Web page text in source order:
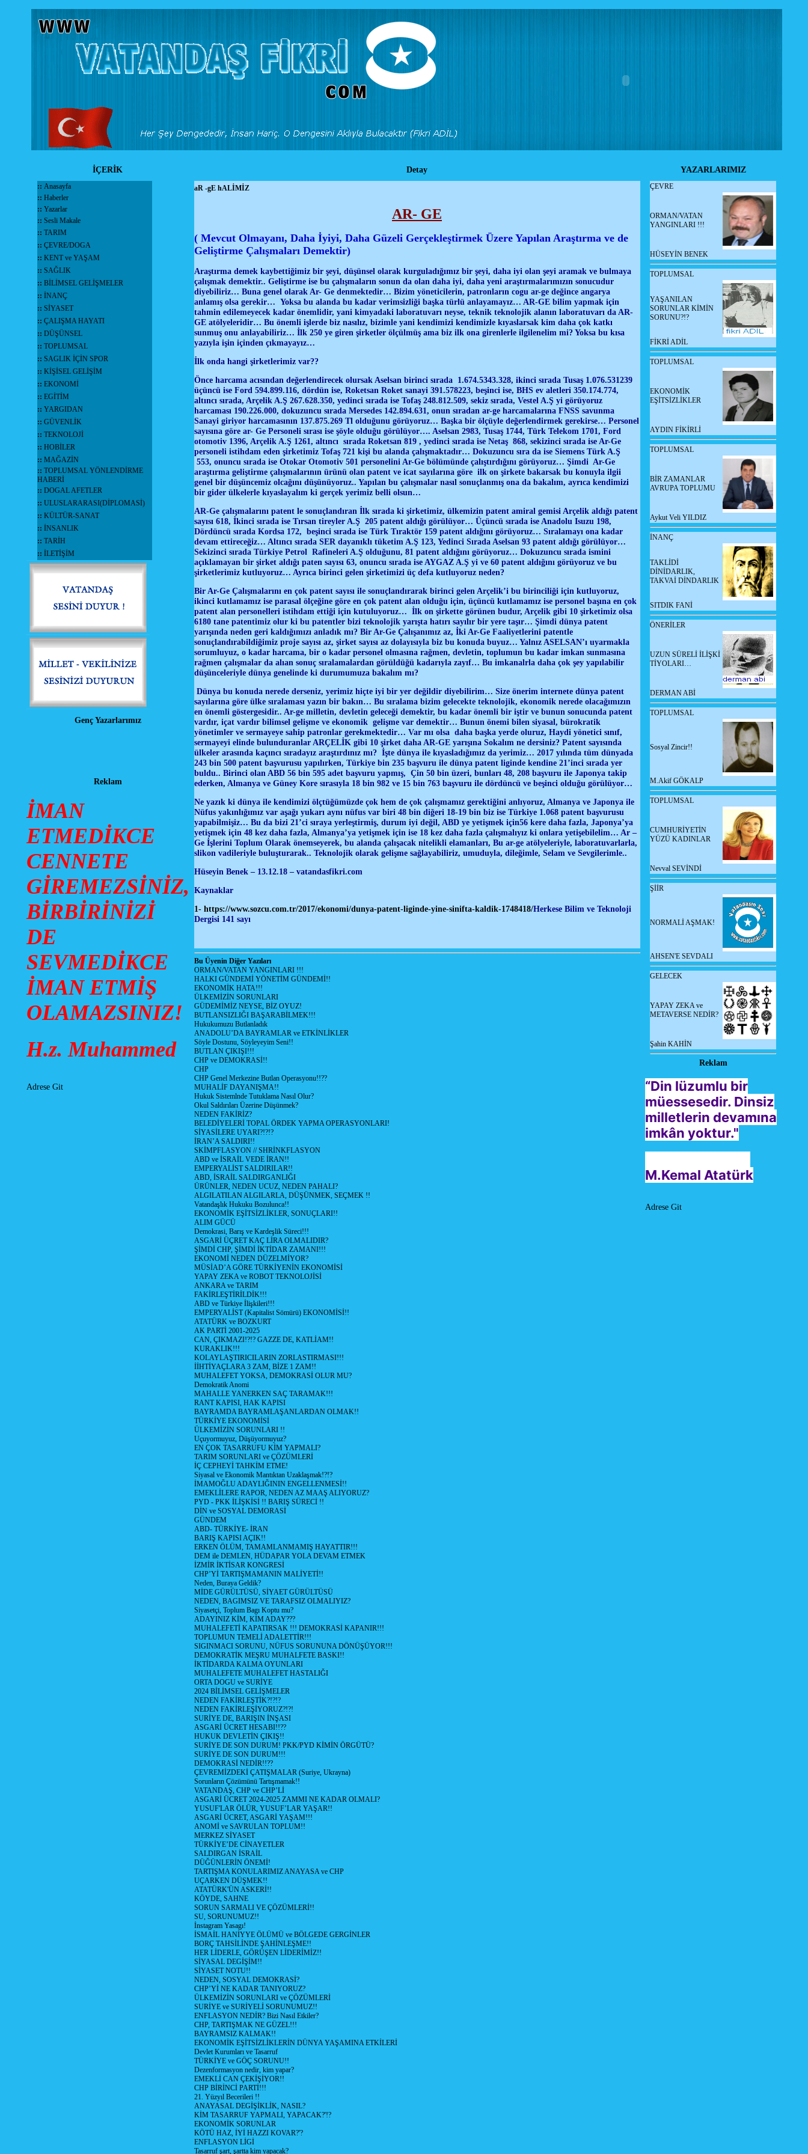
İÇERİK Detay YAZARLARIMIZ
:: Anasayfa
:: Haberler
:: Yazarlar
:: Sesli Makale
:: TARIM
:: ÇEVRE/DOGA
:: KENT ve YAŞAM
:: SAĞLIK
:: BİLİMSEL GELİŞMELER
:: İNANÇ
:: SİYASET
:: ÇALIŞMA HAYATI
:: DÜŞÜNSEL
:: TOPLUMSAL
:: SAGLIK İÇİN SPOR
:: KİŞİSEL GELİŞİM
:: EKONOMİ
:: EGİTİM
:: YARGIDAN
:: GÜVENLİK
:: TEKNOLOJİ
:: HOBİLER
:: MAĞAZİN
:: TOPLUMSAL YÖNLENDİRME
HABERİ
:: DOGAL AFETLER
:: ULUSLARARASI(DİPLOMASİ)
:: KÜLTÜR-SANAT
:: İNSANLIK
:: TARİH
:: İLETİŞİM
Genç Yazarlarımız
Reklam
İMAN
ETMEDİKCE
CENNETE
GİREMEZSİNİZ,
BİRBİRİNİZİ
DE
SEVMEDİKCE
İMAN ETMİŞ
OLAMAZSINIZ!
H.z. Muhammed
Adrese Git
aR -gE hALİMİZ
AR- GE
( Mevcut Olmayanı, Daha İyiyi, Daha Güzeli Gerçekleştirmek Üzere Yapılan Araştırma ve de
Geliştirme Çalışmaları Demektir)
Araştırma demek kaybettiğimiz bir şeyi, düşünsel olarak kurguladığımız bir şeyi, daha iyi olan şeyi aramak ve bulmaya
çalışmak demektir.. Geliştirme ise bu çalışmaların sonun da olan daha iyi, daha yeni araştırmalarımızın sonucudur
diyebiliriz… Buna genel olarak Ar- Ge denmektedir… Bizim yöneticilerin, patronların cogu ar-ge değince angarya
anlamış olsa gerekir… Yoksa bu alanda bu kadar verimsizliği başka türlü anlayamayız… AR-GE bilim yapmak için
tahmin edilemeyecek kadar önemlidir, yani kimyadaki laboratuvarı neyse, teknik teknolojik alanın laboratuvarı da AR-
GE atölyeleridir… Bu önemli işlerde biz nasılız, bizimle yani kendimizi kendimizle kıyaslarsak kim daha çok katkı
sunmuş onu anlayabiliriz… İlk 250 ye giren şirketler ölçülmüş ama biz ilk ona girenlerle ilgilenelim mi? Yoksa bu kısa
yazıyla işin içinden çıkmayayız…
İlk onda hangi şirketlerimiz var??
Önce harcama acısından değerlendirecek olursak Aselsan birinci sırada 1.674.5343.328, ikinci sırada Tusaş 1.076.531239
üçüncü ise Ford 594.899.116, dördün ise, Roketsan Roket sanayi 391.578223, beşinci ise, BHS ev aletleri 350.174.774,
altıncı sırada, Arçelik A.Ş 267.628.350, yedinci sırada ise Tofaş 248.812.509, sekiz sırada, Vestel A.Ş yi görüyoruz
harcaması 190.226.000, dokuzuncu sırada Mersedes 142.894.631, onun sıradan ar-ge harcamalarına FNSS savunma
Sanayi giriyor harcamasının 137.875.269 Tl olduğunu görüyoruz… Başka bir ölçüyle değerlendirmek gerekirse… Personel
sayısına göre ar- Ge Personeli sırası ise şöyle olduğu görülüyor…. Aselsan 2983, Tusaş 1744, Türk Telekom 1701, Ford
otomotiv 1396, Arçelik A.Ş 1261, altıncı sırada Roketsan 819 , yedinci sırada ise Netaş 868, sekizinci sırada ise Ar-Ge
personeli istihdam eden şirketimiz Tofaş 721 kişi bu alanda çalışmaktadır… Dokuzuncu sıra da ise Siemens Türk A.Ş
553, onuncu sırada ise Otokar Otomotiv 501 personelini Ar-Ge bölümünde çalıştırdığını görüyoruz… Şimdi Ar-Ge
araştırma geliştirme çalışmalarının ürünü olan patent ve icat sayılarına göre ilk on şirkete bakarsak bu konuyla ilgii
genel bir düşüncemiz olcağını düşünüyoruz.. Yapılan bu çalışmalar nasıl sonuçlanmış ona da bakalım, ayrıca kendimizi
bir gider ülkelerle kıyaslayalım ki gerçek yerimiz belli olsun…
AR-Ge çalışmalarını patent le sonuçlandıran İlk sırada ki şirketimiz, ülkemizin patent amiral gemisi Arçelik aldığı patent
sayısı 618, İkinci sırada ise Tırsan tireyler A.Ş 205 patent aldığı görülüyor… Üçüncü sırada ise Anadolu Isuzu 198,
Dördüncü sırada Kordsa 172, beşinci sırada ise Türk Tıraktör 159 patent aldığını görüyoruz… Sıralamayı ona kadar
devam ettireceğiz… Altıncı sırada SER dayanıklı tüketim A.Ş 123, Yedinci Sırada Aselsan 93 patent aldığı görülüyor…
Sekizinci sırada Türkiye Petrol Rafineleri A.Ş olduğunu, 81 patent aldığını görüyoruz… Dokuzuncu sırada ismini
açıklamayan bir şirket aldığı paten sayısı 63, onuncu sırada ise AYGAZ A.Ş yi ve 60 patent aldığını görüyoruz ve bu
şirketlerimiz kutluyoruz… Ayrıca birinci gelen şirketimizi üç defa kutluyoruz neden?
Bir Ar-Ge Çalışmalarını en çok patent sayısı ile sonuçlandırarak birinci gelen Arçelik’i bu birinciliği için kutluyoruz,
ikinci kutlamamız ise parasal ölçeğine göre en çok patent alan olduğu için, üçüncü kutlamamız ise personel başına en çok
patent alan personelleri istihdam ettiği için kutuluyoruz… İlk on şirkette görünen budur, Arçelik gibi 10 şirketimiz olsa
6180 tane patentimiz olur ki bu patentler bizi teknolojik yarışta hatırı sayılır bir yere taşır… Şimdi dünya patent
yarışında neden geri kaldığımızı anladık mı? Bir Ar-Ge Çalışanımız az, İki Ar-Ge Faaliyetlerini patentle
sonuçlandırabildiğimiz proje sayısı az, şirket sayısı az dolayısıyla biz bu konuda buyuz… Yalnız ASELSAN’ı uyarmakla
sorumluyuz, o kadar harcama, bir o kadar personel olmasına rağmen, devletin, toplumun bu kadar imkan sunmasına
rağmen çalışmalar da alıan sonuç sıralamalardan görüldüğü kadarıyla zayıf… Bu imkanalrla daha çok şey yapılabilir
düşünceleriyle dünya genelinde ki durumumuza bakalım mı?
Dünya bu konuda nerede derseniz, yerimiz hiçte iyi bir yer değildir diyebilirim… Size önerim internete dünya patent
sayılarına göre ülke sıralaması yazın bir bakın… Bu sıralama bizim gelecekte teknolojik, ekonomik nerede olacağımızın
en önemli göstergesidir.. Ar-ge milletin, devletin geleceği demektir, bu kadar önemli bir iştir ve bunun sonucunda patent
vardır, içat vardır bilimsel gelişme ve ekonomik gelişme var demektir… Bunun önemi bilen siyasal, bürokratik
yönetimler ve sermayeye sahip patronlar gerekmektedir… Var mı olsa daha başka yerde oluruz, Haydi yönetici sınıf,
sermayeyi elinde bulunduranlar ARÇELİK gibi 10 şirket daha AR-GE yarışına Sokalım ne dersiniz? Patent sayısında
ülkeler arasında kaçıncı sıradayız araştırdınız mı? İşte dünya ile kıyasladığımız da yerimiz… 2017 yılında tüm dünyada
243 bin 500 patent başvurusu yapılırken, Türkiye bin 235 başvuru ile dünya patent liginde kendine 21’inci sırada yer
buldu.. Birinci olan ABD 56 bin 595 adet başvuru yapmış, Çin 50 bin üzeri, bunları 48, 208 başvuru ile Japonya takip
ederken, Almanya ve Güney Kore sırasıyla 18 bin 982 ve 15 bin 763 başvuru ile dördüncü ve beşinci olduğu görülüyor…
Ne yazık ki dünya ile kendimizi ölçtüğümüzde çok hem de çok çalışmamız gerektiğini anlıyoruz, Almanya ve Japonya ile
Nüfus yakınlığımız var aşağı yukarı aynı nüfus var biri 48 bin diğeri 18-19 bin biz ise Türkiye 1.068 patent başvurusu
yapabilmişiz… Bu da bizi 21’ci sıraya yerleştirmiş, durum iyi değil, ABD ye yetişmek için56 kere daha fazla, Japonya’ya
yetişmek için 48 kez daha fazla, Almanya’ya yetişmek için ise 18 kez daha fazla çalışmalıyız ki onlara yetişebilelim… Ar –
Ge İşlerini Toplum Olarak önemseyerek, bu alanda çalışacak nitelikli elamanları, Bu ar-ge atölyeleriyle, laboratuvarlarla,
slikon vadileriyle buluşturarak.. Teknolojik olarak gelişme sağlayabiliriz, umuduyla, dileğimle, Selam ve Sevgilerimle..
Hüseyin Benek – 13.12.18 – vatandasfikri.com
Kaynaklar
1- https://www.sozcu.com.tr/2017/ekonomi/dunya-patent-liginde-yine-sinifta-kaldik-1748418/Herkese Bilim ve Teknoloji
Dergisi 141 sayı
Bu Üyenin Diğer Yazıları
ORMAN/VATAN YANGINLARI !!!
HALKI GÜNDEMİ YÖNETİM GÜNDEMİ!!
EKONOMİK HATA!!!
ÜLKEMİZİN SORUNLARI
GÜDEMİMİZ NEYSE, BİZ OYUZ!
BUTLANSIZLIĞI BAŞARABİLMEK!!!
Hukukumuzu Butlanladık
ANADOLU’DA BAYRAMLAR ve ETKİNLİKLER
Söyle Dostunu, Söyleyeyim Seni!!
BUTLAN ÇIKIŞI!!!
CHP ve DEMOKRASİ!!
CHP
CHP Genel Merkezine Butlan Operasyonu!!??
MUHALİF DAYANIŞMA!!
Hukuk Sistemlnde Tutuklama Nasıl Olur?
Okul Saldırıları Üzerine Düşünmek?
NEDEN FAKİRİZ?
BELEDİYELERİ TOPAL ÖRDEK YAPMA OPERASYONLARI!
SİYASİLERE UYARI?!?!?
İRAN’A SALDIRI!!
SKİMPFLASYON // SHRİNKFLASYON
ABD ve İSRAİL VEDE İRAN!!
EMPERYALİST SALDIRILAR!!
ABD, İSRAİL SALDIRGANLIĞI
ÜRÜNLER, NEDEN UCUZ, NEDEN PAHALI?
ALGILATILAN ALGILARLA, DÜŞÜNMEK, SEÇMEK !!
Vatandaşlık Hukuku Bozulunca!!
EKONOMİK EŞİTSİZLİKLER, SONUÇLARI!!
ALIM GÜCÜ
Demokrasi, Barış ve Kardeşlik Süreci!!!
ASGARİ ÜÇRET KAÇ LİRA OLMALIDIR?
ŞİMDİ CHP, ŞİMDİ İKTİDAR ZAMANI!!!
EKONOMİ NEDEN DÜZELMİYOR?
MÜSİAD’A GÖRE TÜRKİYENİN EKONOMİSİ
YAPAY ZEKA ve ROBOT TEKNOLOJİSİ
ANKARA ve TARIM
FAKİRLEŞTİRİLDİK!!!
ABD ve Türkiye İlişkileri!!!
EMPERYALİST (Kapitalist Sömürü) EKONOMİSİ!!
ATATÜRK ve BOZKURT
AK PARTİ 2001-2025
CAN, ÇIKMAZI!?!? GAZZE DE, KATLİAM!!
KURAKLIK!!!
KOLAYLAŞTIRICILARIN ZORLASTIRMASI!!!
İİHTİYAÇLARA 3 ZAM, BİZE 1 ZAM!!
MUHALEFET YOKSA, DEMOKRASİ OLUR MU?
Demokratik Anomi
MAHALLE YANERKEN SAÇ TARAMAK!!!
RANT KAPISI, HAK KAPISI
BAYRAMDA BAYRAMLAŞANLARDAN OLMAK!!
TÜRKİYE EKONOMİSİ
ÜLKEMİZİN SORUNLARI !!
Uçuyormuyuz, Düşüyormuyuz?
EN ÇOK TASARRUFU KİM YAPMALI?
TARIM SORUNLARI ve ÇÖZÜMLERİ
İÇ CEPHEYİ TAHKİM ETME!
Siyasal ve Ekonomik Mantıktan Uzaklaşmak!?!?
İMAMOĞLU ADAYLIĞININ ENGELLENMESİ!!
EMEKLİLERE RAPOR, NEDEN AZ MAAŞ ALIYORUZ?
PYD - PKK İLİŞKİSİ !! BARIŞ SÜRECİ !!
DİN ve SOSYAL DEMORASİ
GÜNDEM
ABD- TÜRKİYE- İRAN
BARIŞ KAPISI AÇIK!!
ERKEN ÖLÜM, TAMAMLANMAMIŞ HAYATTIR!!!
DEM ile DEMLEN, HÜDAPAR YOLA DEVAM ETMEK
İZMİR İKTİSAR KONGRESİ
CHP’Yİ TARTIŞMAMANIN MALİYETİ!!
Neden, Buraya Geldik?
MİDE GÜRÜLTÜSÜ, SİYAET GÜRÜLTÜSÜ
NEDEN, BAGIMSIZ VE TARAFSIZ OLMALIYIZ?
Siyasetçi, Toplum Bagı Koptu mu?
ADAYINIZ KİM, KİM ADAY???
MUHALEFETİ KAPATIRSAK !!! DEMOKRASİ KAPANIR!!!
TOPLUMUN TEMELİ ADALETTİR!!!
SIGINMACI SORUNU, NÜFUS SORUNUNA DÖNÜŞÜYOR!!!
DEMOKRATİK MEŞRU MUHALFETE BASKI!!
İKTİDARDA KALMA OYUNLARI
MUHALEFETE MUHALEFET HASTALIĞI
ORTA DOGU ve SURİYE
2024 BİLİMSEL GELİŞMELER
NEDEN FAKİRLEŞTİK?!?!?
NEDEN FAKİRLEŞİYORUZ?!?!
SURİYE DE, BARIŞIN İNŞASI
ASGARİ ÜCRET HESABI!!??
HUKUK DEVLETİN ÇIKIŞ!!
SURİYE DE SON DURUM! PKK/PYD KİMİN ÖRGÜTÜ?
SURİYE DE SON DURUM!!!
DEMOKRASİ NEDİR!!??
ÇEVREMİZDEKİ ÇATIŞMALAR (Suriye, Ukrayna)
Sorunların Çözümünü Tartışmamak!!
VATANDAŞ, CHP ve CHP’Lİ
ASGARİ ÜCRET 2024-2025 ZAMMI NE KADAR OLMALI?
YUSUF'LAR ÖLÜR, YUSUF’LAR YAŞAR!!
ASGARİ ÜCRET, ASGARİ YAŞAM!!!
ANOMİ ve SAVRULAN TOPLUM!!
MERKEZ SİYASET
TÜRKİYE’DE CİNAYETLER
SALDIRGAN İSRAİL
DÜĞÜNLERİN ÖNEMİ!
TARTIŞMA KONULARIMIZ ANAYASA ve CHP
UÇARKEN DÜŞMEK!!
ATATÜRK'ÜN ASKERİ!!
KÖYDE, SAHNE
SORUN SARMALI VE ÇÖZÜMLERİ!!
SU, SORUNUMUZ!!
İnstagram Yasagı!
İSMAİL HANİYYE ÖLÜMÜ ve BÖLGEDE GERGİNLER
BORÇ TAHSİLİNDE ŞAHİNLEŞME!!
HER LİDERLE, GÖRÜŞEN LİDERİMİZ!!
SİYASAL DEGİŞİM!!
SİYASET NOTU!!
NEDEN, SOSYAL DEMOKRASİ?
CHP’Yİ NE KADAR TANIYORUZ?
ÜLKEMİZİN SORUNLARI ve ÇÖZÜMLERİ
SURİYE ve SURİYELİ SORUNUMUZ!!
ENFLASYON NEDİR? Bizi Nasıl Etkiler?
CHP, TARTIŞMAK NE GÜZEL!!!
BAYRAMSIZ KALMAK!!
EKONOMİK EŞİTSİZLİKLERİN DÜNYA YAŞAMINA ETKİLERİ
Devlet Kurumları ve Tasarruf
TÜRKİYE ve GÖÇ SORUNU!!
Dezenformasyon nedir, kim yapar?
EMEKLİ CAN ÇEKİŞİYOR!!
CHP BİRİNCİ PARTİ!!!
21. Yüzyıl Becerileri !!
ANAYASAL DEGİŞİKLİK, NASIL?
KİM TASARRUF YAPMALI, YAPACAK?'!?
EKONOMİK SORUNLAR
KÖTÜ HAZ, İYİ HAZZI KOVAR?'?
ENFLASYON LİGİ
Tasarruf şart, şartta kim yapacak?
ÇEVRE
ORMAN/VATAN
YANGINLARI !!!
HÜSEYİN BENEK
TOPLUMSAL
YAŞANILAN
SORUNLAR KİMİN
SORUNU?!?
FİKRİ ADİL
TOPLUMSAL
EKONOMİK
EŞİTSİZLİKLER
AYDIN FİKİRLİ
TOPLUMSAL
BİR ZAMANLAR
AVRUPA TOPLUMU
Aykut Veli YILDIZ
İNANÇ
TAKLİDİ
DİNİDARLIK,
TAKVAİ DİNDARLIK
SITDIK FANİ
ÖNERİLER
UZUN SÜRELİ İLİŞKİ
TİYOLARI…
DERMAN ABİ
TOPLUMSAL
Sosyal Zincir!!
M.Akif GÖKALP
TOPLUMSAL
CUMHURİYETİN
YÜZÜ KADINLAR
Nevval SEVİNDİ
ŞİİR
NORMALİ AŞMAK!
AHSEN'E SEVDALI
GELECEK
YAPAY ZEKA ve
METAVERSE NEDİR?
Şahin KAHİN
Reklam
“Din lüzumlu bir
müessesedir. Dinsiz
milletlerin devamına
imkân yoktur."
M.Kemal Atatürk
Adrese Git